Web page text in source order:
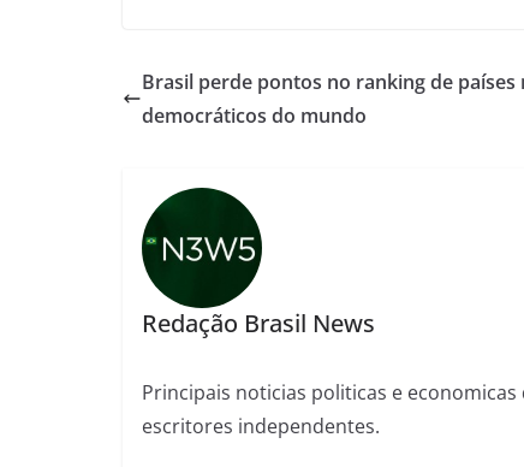
Brasil perde pontos no ranking de países
democráticos do mundo
Redação Brasil News
Principais noticias politicas e
escritores independentes.